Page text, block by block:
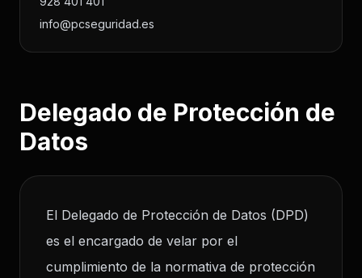
info@pcseguridad.es
Delegado de Protección de
Datos
El Delegado de Protección de Datos (DPD)
es el encargado de velar por el
cumplimiento de la normativa de protección